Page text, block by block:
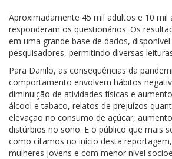
Aproximadamente 45 mil adultos e 10 mil
responderam os questionários. Os
em uma grande base de dados,
pesquisadores, permitindo diversas
Para Danilo, as consequências da
comportamento envolvem hábitos
diminuição de atividades físicas e
álcool e tabaco, relatos de prejuízos
elevação no consumo de açúcar,
distúrbios no sono. E o público que mais
como citamos no início desta
mulheres jovens e com menor nível